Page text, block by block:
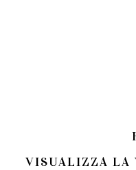
VISUALIZZA LA